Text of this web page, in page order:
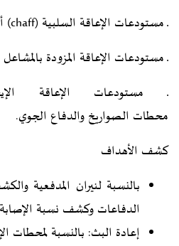
ـ مستودعات الإعاقة السلبية (chaff) أو صواريخ نشر الرقائق.
ـ مستودعات الإعاقة المزودة بالمشاعل
ـ مستودعات الإعاقة
محطات الصواريخ والدفاع الجوي.
كشف الأهداف
بالنسبة لنيران المدفعية
الدفاعات وكشف نسبة
إعادة البث: بالنسبة لمحطات